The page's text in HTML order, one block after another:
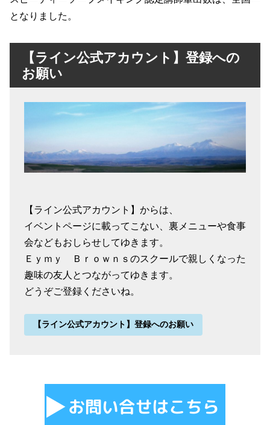
となりました。
【ライン公式アカウント】登録への
お願い
【ライン公式アカウント】からは、
イベントページに載ってこない、裏メニューや食事
会などもおしらせしてゆきます。
Ｅｙｍｙ Ｂｒｏｗｎｓのスクールで親しくなった
趣味の友人とつながってゆきます。
どうぞご登録くださいね。
【ライン公式アカウント】登録へのお願い